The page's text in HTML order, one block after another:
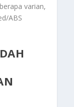
varian,
ABS